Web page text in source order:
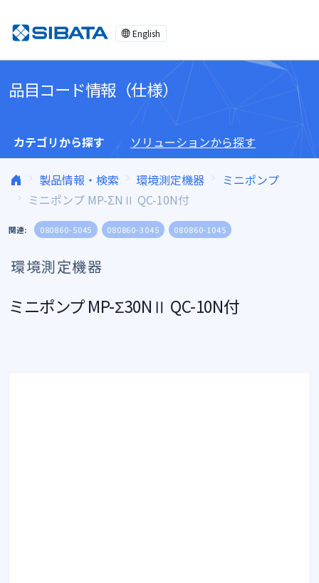
English
品目コード情報（仕様）
カテゴリから探す ソリューションから探す
製品情報・検索 環境測定機器
ミニポンプ
ミニポンプ MP-ΣNⅡ QC-10N付
関連: 080860-5045 080860-3045 080860-1045
環境測定機器
ミニポンプ MP-Σ30NⅡ QC-10N付